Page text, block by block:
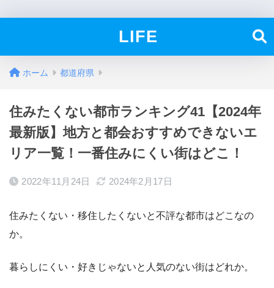
LIFE
ホーム 都道府県
住みたくない都市ランキング41【2024年
最新版】地方と都会おすすめできないエ
リア一覧！一番住みにくい街はどこ！
2022年11月24日 2024年2月17日
住みたくない・移住したくないと不評な都市はどこなの
か。
暮らしにくい・好きじゃないと人気のない街はどれか。